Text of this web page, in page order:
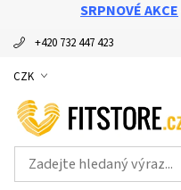
SRPNOVÉ AKCE
+420 732 447 423
CZK